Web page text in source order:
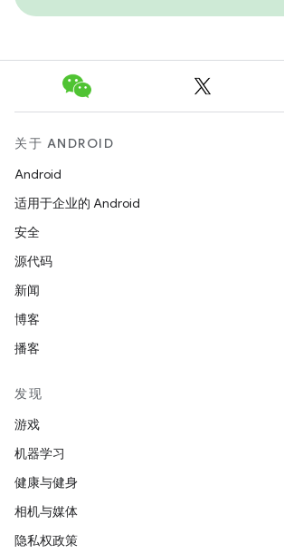
关于 ANDROID
Android
适用于企业的 Android
安全
源代码
新闻
博客
播客
发现
游戏
机器学习
健康与健身
相机与媒体
隐私权政策